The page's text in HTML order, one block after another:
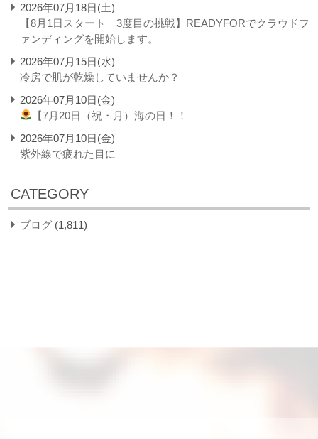
2026年07月18日(土)
【8月1日スタート｜3度目の挑戦】READYFORでクラウドフ
ァンディングを開始します。
2026年07月15日(水)
冷房で肌が乾燥していませんか？
2026年07月10日(金)
【7月20日（祝・月）海の日！！
2026年07月10日(金)
紫外線で疲れた目に
CATEGORY
ブログ (1,811)